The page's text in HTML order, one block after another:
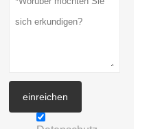
einreichen